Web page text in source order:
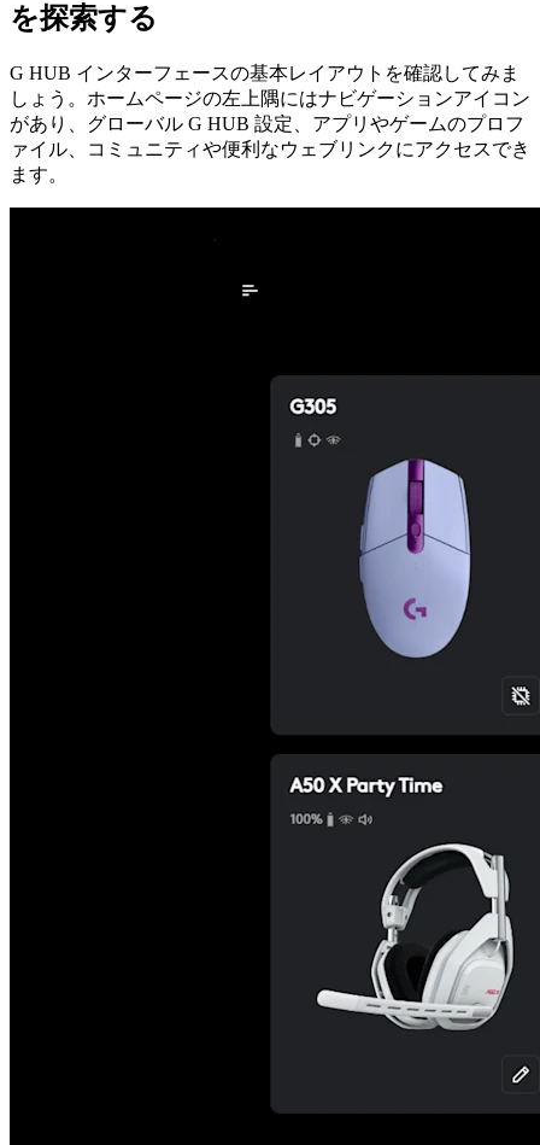
を探索する
G HUB インターフェースの基本レイアウトを確認してみま
しょう。ホームページの左上隅にはナビゲーションアイコン
があり、グローバル G HUB 設定、アプリやゲームのプロフ
ァイル、コミュニティや便利なウェブリンクにアクセスでき
ます。